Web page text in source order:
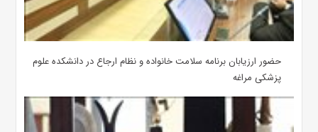
حضور ارزیابان برنامه سلامت خانواده و نظام ارجاع در دانشکده علوم
پزشکی مراغه